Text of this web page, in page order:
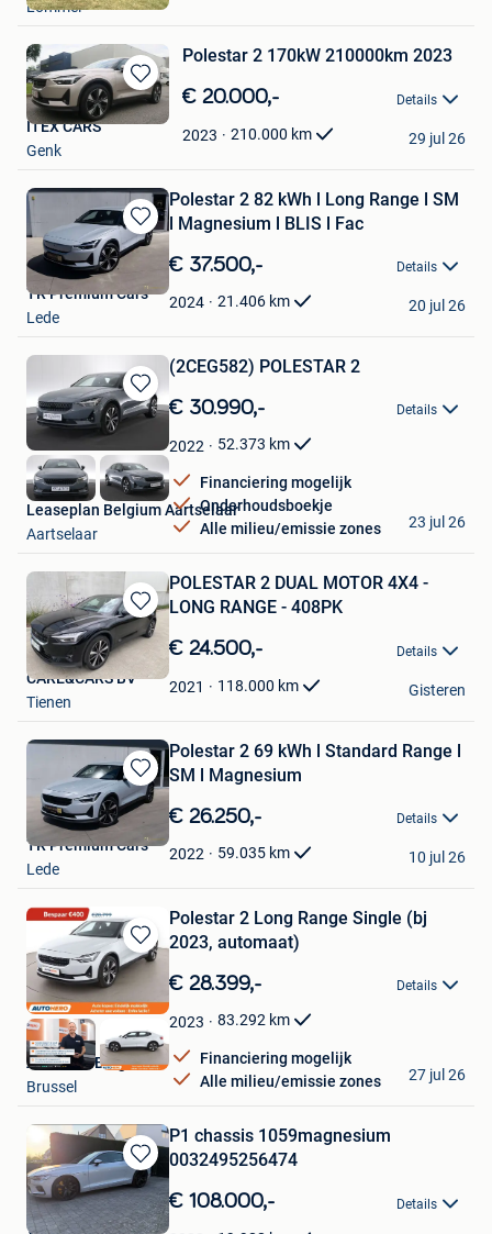
Favorieten
Lommel
Bewaren
in
Polestar 2 170kW 210000km 2023
€ 20.000,- Details
2023 210.000 km
ITEX CARS
Genk
29 jul 26
Bewaren
in
Favorieten
Polestar 2 82 kWh l Long Range l SM
l Magnesium l BLIS l Fac
€ 37.500,- Details
2024 21.406 km
TR Premium Cars
Lede
20 jul 26
Bewaren
in
Favorieten
(2CEG582) POLESTAR 2
€ 30.990,- Details
2022 52.373 km
Financiering mogelijk
Onderhoudsboekje
Alle milieu/emissie zones
Leaseplan Belgium Aartselaar
Aartselaar
23 jul 26
Bewaren
in
Mijn
Favorieten
POLESTAR 2 DUAL MOTOR 4X4 -
LONG RANGE - 408PK
€ 24.500,- Details
2021 118.000 km
CARE&CARS BV
Tienen
Gisteren
Bewaren
in
Mijn
Favorieten
Polestar 2 69 kWh l Standard Range l
SM l Magnesium
€ 26.250,- Details
2022 59.035 km
TR Premium Cars
Lede
10 jul 26
Bewaren
in
Favorieten
Polestar 2 Long Range Single (bj
2023, automaat)
€ 28.399,- Details
2023 83.292 km
Financiering mogelijk
Alle milieu/emissie zones
Autohero België
Brussel
27 jul 26
Bewaren
in
Mijn
P1 chassis 1059magnesium
0032495256474
€ 108.000,- Details
V cars Belgium